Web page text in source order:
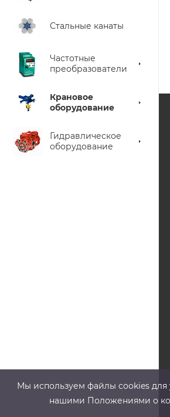
Стальные канаты
Частотные
преобразователи
Крановое
оборудование
Гидравлическое
оборудование
Мы используем файлы cооkies для
нашими Положениями о